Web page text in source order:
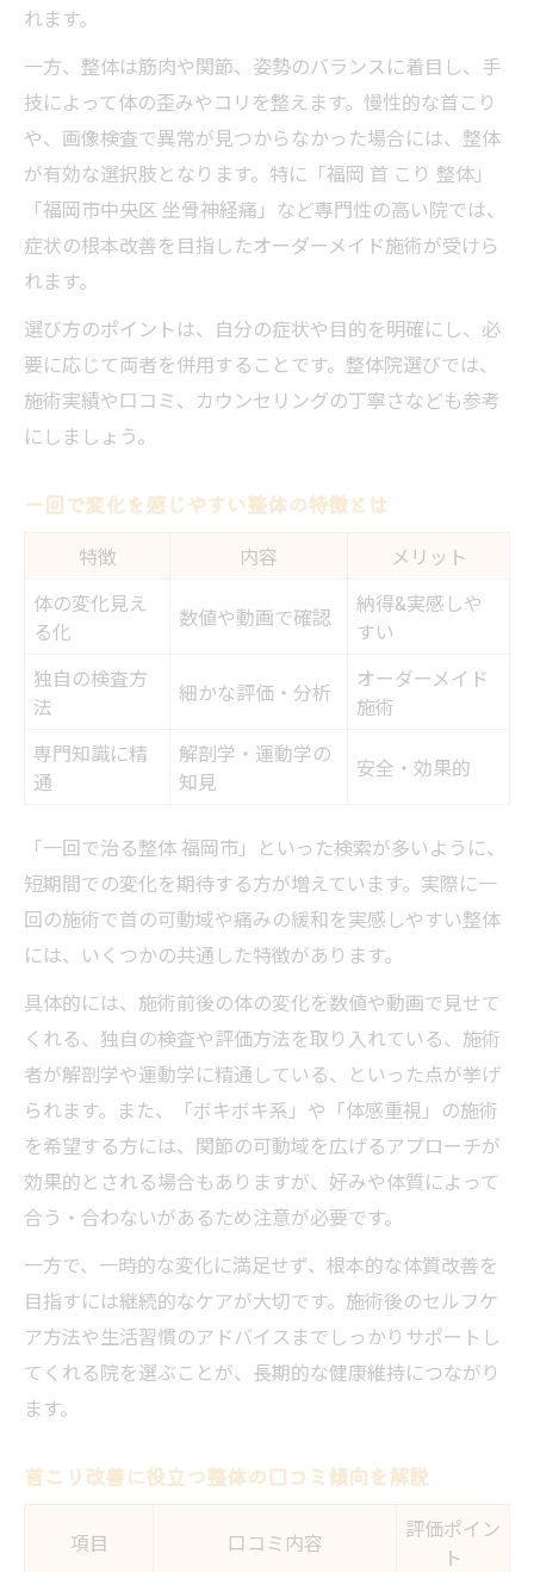
れます。
一方、整体は筋肉や関節、姿勢のバランスに着目し、手
技によって体の歪みやコリを整えます。慢性的な首こり
や、画像検査で異常が見つからなかった場合には、整体
が有効な選択肢となります。特に「福岡 首 こり 整体」
「福岡市中央区 坐骨神経痛」など専門性の高い院では、
症状の根本改善を目指したオーダーメイド施術が受けら
れます。
選び方のポイントは、自分の症状や目的を明確にし、必
要に応じて両者を併用することです。整体院選びでは、
施術実績や口コミ、カウンセリングの丁寧さなども参考
にしましょう。
一回で変化を感じやすい整体の特徴とは
特徴 内容
メリット
体の変化見え
る化
数値や動画で確認
納得&実感しや
すい
独自の検査方
法
細かな評価・分析
オーダーメイド
施術
専門知識に精
通
解剖学・運動学の
知見
安全・効果的
「一回で治る整体 福岡市」といった検索が多いように、
短期間での変化を期待する方が増えています。実際に一
回の施術で首の可動域や痛みの緩和を実感しやすい整体
には、いくつかの共通した特徴があります。
具体的には、施術前後の体の変化を数値や動画で見せて
くれる、独自の検査や評価方法を取り入れている、施術
者が解剖学や運動学に精通している、といった点が挙げ
られます。また、「ボキボキ系」や「体感重視」の施術
を希望する方には、関節の可動域を広げるアプローチが
効果的とされる場合もありますが、好みや体質によって
合う・合わないがあるため注意が必要です。
一方で、一時的な変化に満足せず、根本的な体質改善を
目指すには継続的なケアが大切です。施術後のセルフケ
ア方法や生活習慣のアドバイスまでしっかりサポートし
てくれる院を選ぶことが、長期的な健康維持につながり
ます。
首こり改善に役立つ整体の口コミ傾向を解説
項目 口コミ内容
評価ポイン
ト